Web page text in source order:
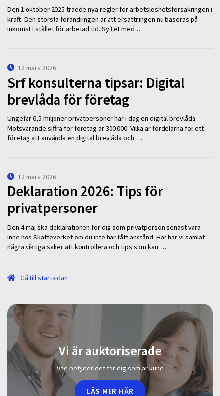
Den 1 oktober 2025 trädde nya regler för arbetslöshetsförsäkringen i
kraft. Den största förändringen är att ersättningen nu baseras på
inkomst i stället för arbetad tid. Syftet med …
12 mars 2026
Srf konsulterna tipsar: Digital
brevlåda för företag
Ungefär 6,5 miljoner privatpersoner har i dag en digital brevlåda.
Motsvarande siffra för företag är 300 000. Vilka är fördelarna för ett
företag att använda en digital brevlåda och …
12 mars 2026
Deklaration 2026: Tips för
privatpersoner
Den 4 maj ska deklarationen för dig som privatperson senast vara
inne hos Skatteverket om du inte har fått anstånd. Här har vi samlat
några viktiga saker att kontrollera och tips som kan …
Gå till startsidan
Vi är auktoriserade
Vad betyder det för dig som är kund
LÄS MER HÄR